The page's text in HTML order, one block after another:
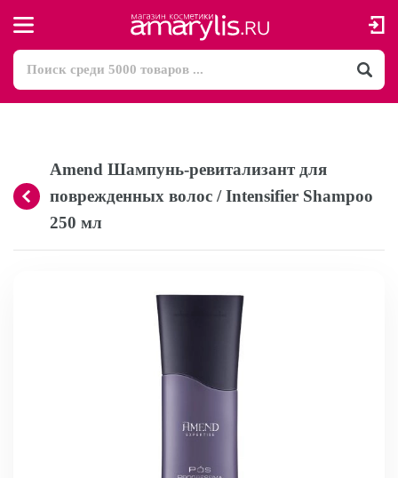
Amend Шампунь-ревитализант для
поврежденных волос / Intensifier Shampoo
250 мл